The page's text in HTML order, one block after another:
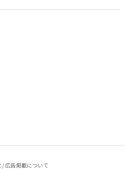
/ 広告掲載について